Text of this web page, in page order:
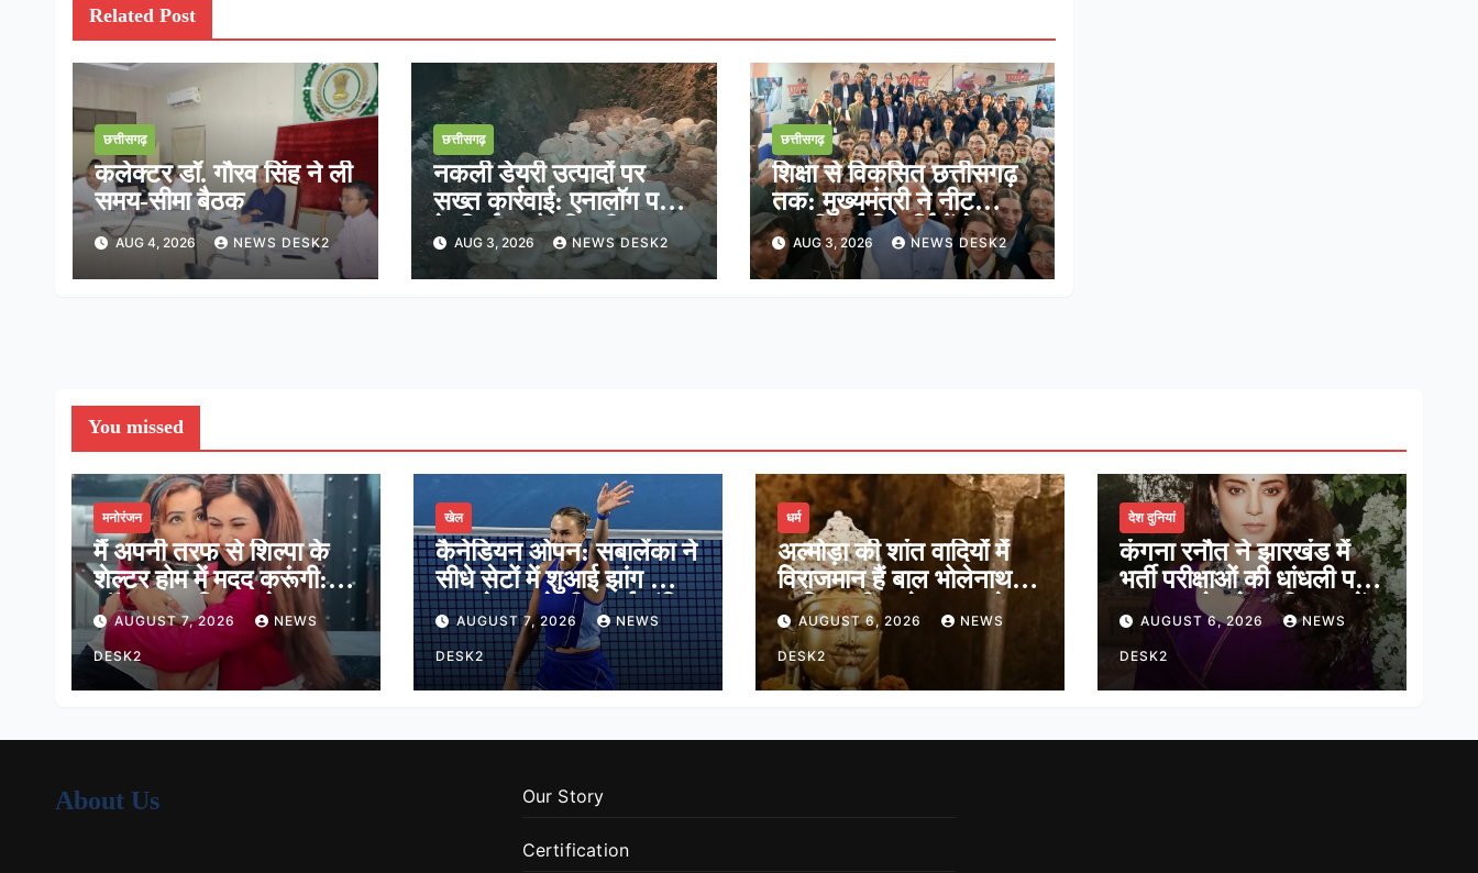
Related Post
छत्तीसगढ़
कलेक्टर डॉ. गौरव सिंह ने ली
समय-सीमा बैठक
AUG 4, 2026 NEWS DESK2
छत्तीसगढ़
नकली डेयरी उत्पादों पर
सख्त कार्रवाई: एनालॉग पनीर
के निर्माण और बिक्री पर
तत्काल रोक
AUG 3, 2026 NEWS DESK2
छत्तीसगढ़
शिक्षा से विकसित छत्तीसगढ़
तक: मुख्यमंत्री ने नीट
क्वालीफाई विद्यार्थियों के साथ
साझा किया भविष्य का रोडमैप
AUG 3, 2026 NEWS DESK2
You missed
मनोरंजन
मैं अपनी तरफ से शिल्पा के
शेल्टर होम में मदद करूंगी:
लॉकअप-2 विनर श्रेया
कालरा
AUGUST 7, 2026 NEWS
DESK2
खेल
कैनेडियन ओपन: सबालेंका ने
सीधे सेटों में शुआई झांग को दी
मात, पेगुला ने भी बनाई अंतिम
16 में जगह
AUGUST 7, 2026 NEWS
DESK2
धर्म
अल्मोड़ा की शांत वादियों में
विराजमान हैं बाल भोलेनाथ,
जानिए श्री जागेश्वर महादेव
मंदिर का पौराणिक इतिहास
AUGUST 6, 2026 NEWS
DESK2
देश दुनियां
कंगना रनौत ने झारखंड में
भर्ती परीक्षाओं की धांधली पर
कहा, हमारे ‘जेन-जी’ सच में
हर तरह की तकलीफ झेल रहे
हैं
AUGUST 6, 2026 NEWS
DESK2
About Us Our Story
Certification